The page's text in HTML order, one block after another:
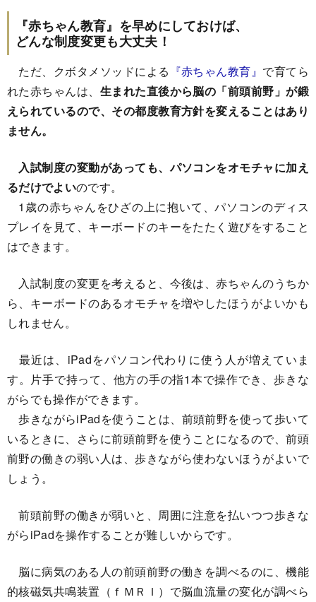
『赤ちゃん教育』を早めにしておけば、
どんな制度変更も大丈夫！
ただ、クボタメソッドによる 『赤ちゃん教育』 で育てら
れた赤ちゃんは、 生まれた直後から脳の「前頭前野」が鍛
えられているので、その都度教育方針を変えることはあり
ません。
入試制度の変動があっても、パソコンをオモチャに加え
るだけでよいのです。
1歳の赤ちゃんをひざの上に抱いて、パソコンのディス
プレイを見て、キーボードのキーをたたく遊びをすること
はできます。
入試制度の変更を考えると、今後は、赤ちゃんのうちか
ら、キーボードのあるオモチャを増やしたほうがよいかも
しれません。
最近は、iPadをパソコン代わりに使う人が増えていま
す。片手で持って、他方の手の指1本で操作でき、歩きな
がらでも操作ができます。
歩きながらiPadを使うことは、前頭前野を使って歩いて
いるときに、さらに前頭前野を使うことになるので、前頭
前野の働きの弱い人は、歩きながら使わないほうがよいで
しょう。
前頭前野の働きが弱いと、周囲に注意を払いつつ歩きな
がらiPadを操作することが難しいからです。
脳に病気のある人の前頭前野の働きを調べるのに、機能
的核磁気共鳴装置（ｆＭＲＩ）で脳血流量の変化が調べら